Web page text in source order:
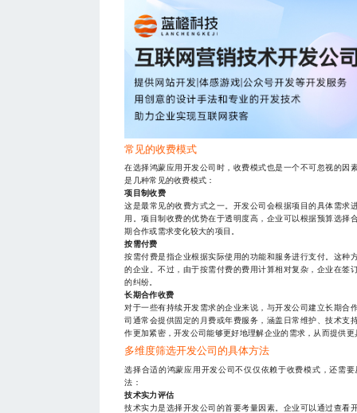
常见的收费模式
在选择鸿蒙应用开发公司时，收费模式也是一个不可忽视的因
是几种常见的收费模式：
项目制收费
这是最常见的收费方式之一。开发公司会根据项目的具体需求
用。项目制收费的优势在于透明度高，企业可以根据预算选择
期合作或需求变化较大的项目。
按需付费
按需付费是指企业根据实际使用的功能和服务进行支付。这种
的企业。不过，由于按需付费的费用计算相对复杂，企业在签
的纠纷。
长期合作收费
对于一些有持续开发需求的企业来说，与开发公司建立长期合
司通常会提供固定的月费或年费服务，涵盖日常维护、技术支
作更加紧密，开发公司能够更好地理解企业的需求，从而提供
多维度筛选开发公司的具体方法
选择合适的鸿蒙应用开发公司不仅仅依赖于收费模式，还需
法：
技术实力评估
技术实力是选择开发公司的首要考量因素。企业可以通过查看